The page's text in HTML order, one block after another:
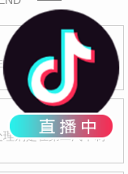
封闭能力，有效地
剂是在第二汽车制